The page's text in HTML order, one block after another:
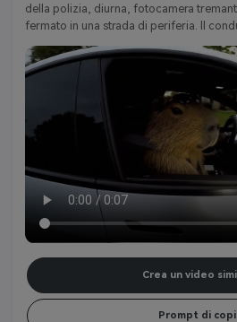
della polizia, diurna, fotocamera
fermato in una strada di periferia. Il
volante. L'agente si avvicina, la sua
dell'auto. Ufficiale (fermamente):
guidando 90 mph in una zona di 40
infastidito): "Agente, ho qualcos'altro
Capybara sbatté l'acceleratore. Gli
Crea un video
Prompt di